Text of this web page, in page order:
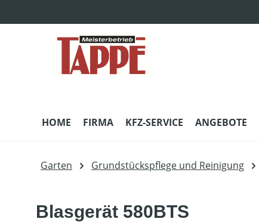
HOME FIRMA KFZ-SERVICE ANGEBOTE
Garten Grundstückspflege und Reinigung
Blasgerät 580BTS